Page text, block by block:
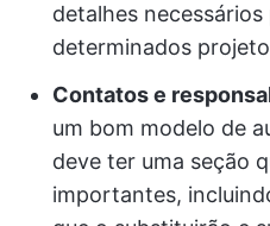
detalhes
determinados
Contatos e
um bom modelo de
deve ter uma seção
importantes,